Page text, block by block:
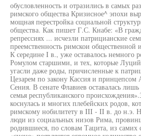
обусловленность и отразились в самых
римского общества Кризисное^ эпохи
мощная перестройка социальной
общества. Как пишет Г.С. Кнабе: «В
репрессиях ... исчезли патрицианские
преемственность римскои общественной
К середине I в., уже оставалось немного
Ромулом старшими, и тех, которые
угасли даже роды, причисленные к
Цезарем по закону Кассия и принцепсом
Сения. В сенате Флавиев оставалась
семья республиканского
коснулась и многих плебейских родов,
римскому нобилитету в III - II в. до н.э.
люди из социальных низов Рима,
родившиеся, по словам Тацита, из самих